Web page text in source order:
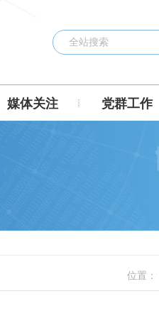
媒体关注 党群工作
位置：